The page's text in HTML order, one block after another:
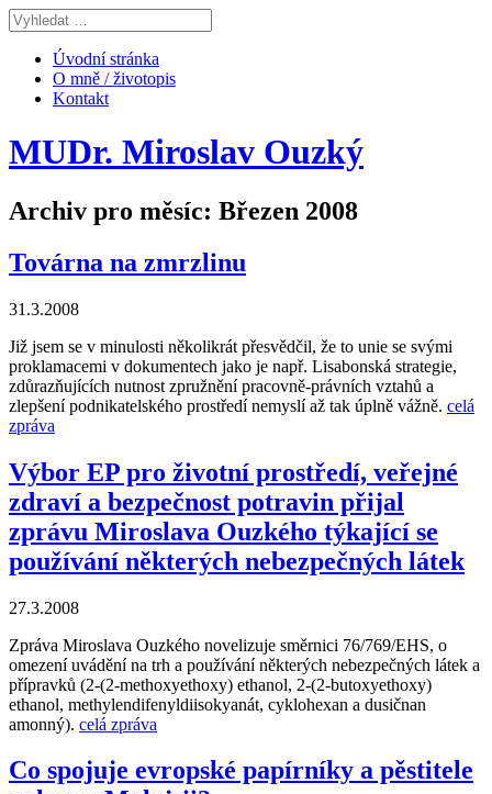
Úvodní stránka
O mně / životopis
Kontakt
MUDr. Miroslav Ouzký
Archiv pro měsíc: Březen 2008
Továrna na zmrzlinu
31.3.2008
Již jsem se v minulosti několikrát přesvědčil, že to unie se svými
proklamacemi v dokumentech jako je např. Lisabonská strategie,
zdůrazňujících nutnost zpružnění pracovně-právních vztahů a
zlepšení podnikatelského prostředí nemyslí až tak úplně vážně. celá
zpráva
Výbor EP pro životní prostředí, veřejné
zdraví a bezpečnost potravin přijal
zprávu Miroslava Ouzkého týkající se
používání některých nebezpečných látek
27.3.2008
Zpráva Miroslava Ouzkého novelizuje směrnici 76/769/EHS, o
omezení uvádění na trh a používání některých nebezpečných látek a
přípravků (2-(2-methoxyethoxy) ethanol, 2-(2-butoxyethoxy)
ethanol, methylendifenyldiisokyanát, cyklohexan a dusičnan
amonný). celá zpráva
Co spojuje evropské papírníky a pěstitele